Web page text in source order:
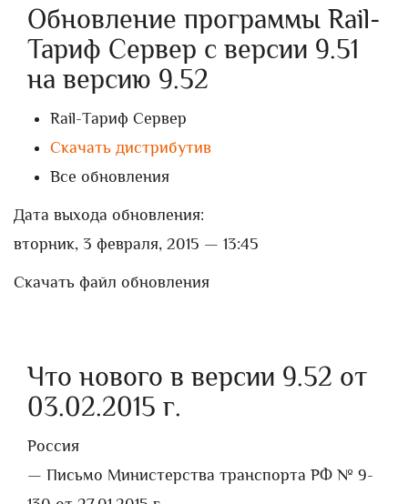
Обновление программы Rail-
Тариф Сервер с версии 9.51
на версию 9.52
Rail-Тариф Сервер
Скачать дистрибутив
Все обновления
Дата выхода обновления:
вторник, 3 февраля, 2015 — 13:45
Скачать файл обновления
Что нового в версии 9.52 от
03.02.2015 г.
Россия
— Письмо Министерства транспорта РФ № 9-